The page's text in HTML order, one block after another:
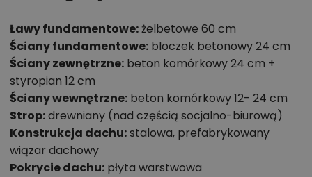
Ławy fundamentowe:żelbetowe 60 cm
Ściany fundamentowe: bloczek betonowy 24 cm
Ściany zewnętrzne: beton komórkowy 24 cm +
styropian 12 cm
Ściany wewnętrzne: beton komórkowy 12- 24 cm
Strop:drewniany (nad częścią socjalno-biurową)
Konstrukcja dachu:stalowa, prefabrykowany
wiązar dachowy
Pokrycie dachu: płyta warstwowa